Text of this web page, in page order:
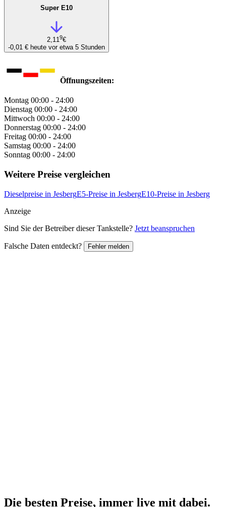
Super E10
2,11 9€
-0,01 € heute vor etwa 5 Stunden
Öffnungszeiten:
Montag 00:00 - 24:00
Dienstag 00:00 - 24:00
Mittwoch 00:00 - 24:00
Donnerstag 00:00 - 24:00
Freitag 00:00 - 24:00
Samstag 00:00 - 24:00
Sonntag 00:00 - 24:00
Weitere Preise vergleichen
Dieselpreise in JesbergE5-Preise in JesbergE10-Preise in Jesberg
Anzeige
Sind Sie der Betreiber dieser Tankstelle? Jetzt beanspruchen
Falsche Daten entdeckt? Fehler melden
Die besten Preise, immer live mit dabei.